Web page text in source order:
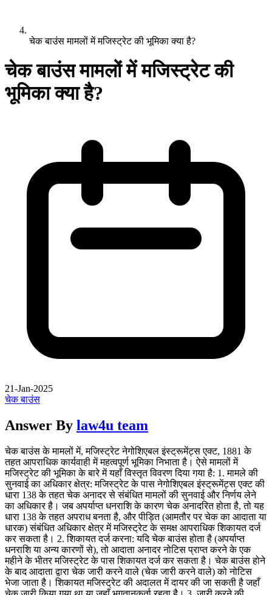
चेक बाउंस मामलों में मजिस्ट्रेट की भूमिका क्या है?
चेक बाउंस मामलों में मजिस्ट्रेट की
भूमिका क्या है?
21-Jan-2025
चेक बाउंस
Answer By law4u team
चेक बाउंस के मामलों में, मजिस्ट्रेट नेगोशिएबल इंस्ट्रूमेंट्स एक्ट, 1881 के
तहत आपराधिक कार्यवाही में महत्वपूर्ण भूमिका निभाता है। ऐसे मामलों में
मजिस्ट्रेट की भूमिका के बारे में यहाँ विस्तृत विवरण दिया गया है: 1. मामले की
सुनवाई का अधिकार क्षेत्र: मजिस्ट्रेट के पास नेगोशिएबल इंस्ट्रूमेंट्स एक्ट की
धारा 138 के तहत चेक अनादर से संबंधित मामलों की सुनवाई और निर्णय लेने
का अधिकार है। जब अपर्याप्त धनराशि के कारण चेक अनादरित होता है, तो यह
धारा 138 के तहत अपराध बनता है, और पीड़ित (आमतौर पर चेक का आदाता या
धारक) संबंधित अधिकार क्षेत्र में मजिस्ट्रेट के समक्ष आपराधिक शिकायत दर्ज
कर सकता है। 2. शिकायत दर्ज करना: यदि चेक बाउंस होता है (अपर्याप्त
धनराशि या अन्य कारणों से), तो आदाता अनादर नोटिस प्राप्त करने के एक
महीने के भीतर मजिस्ट्रेट के पास शिकायत दर्ज कर सकता है। चेक बाउंस होने
के बाद आदाता द्वारा चेक जारी करने वाले (चेक जारी करने वाले) को नोटिस
भेजा जाता है। शिकायत मजिस्ट्रेट की अदालत में दायर की जा सकती है जहाँ